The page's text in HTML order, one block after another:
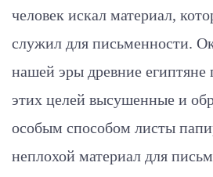
человек искал материал,
служил для письменности.
нашей эры древние египтяне
этих целей высушенные и
особым способом листы
неплохой материал для